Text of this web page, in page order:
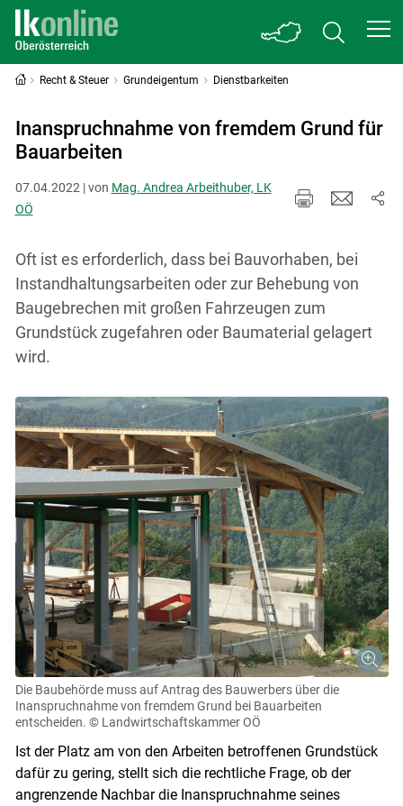
Skip to main content
Recht & Steuer Grundeigentum Dienstbarkeiten
Inanspruchnahme von fremdem Grund für
Bauarbeiten
07.04.2022 | von Mag. Andrea Arbeithuber, LK
OÖ
Oft ist es erforderlich, dass bei Bauvorhaben, bei
Instandhaltungsarbeiten oder zur Behebung von
Baugebrechen mit großen Fahrzeugen zum
Grundstück zugefahren oder Baumaterial gelagert
wird.
Die Baubehörde muss auf Antrag des Bauwerbers über die
Inanspruchnahme von fremdem Grund bei Bauarbeiten
entscheiden. © Landwirtschaftskammer OÖ
Ist der Platz am von den Arbeiten betroffenen Grundstück
dafür zu gering, stellt sich die rechtliche Frage, ob der
angrenzende Nachbar die Inanspruchnahme seines